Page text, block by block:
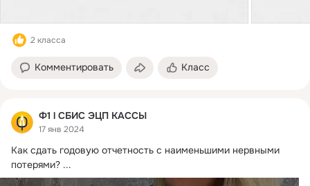
2 класса
Комментировать Класс
Ф1 l СБИС ЭЦП КАССЫ
17 янв 2024
Как сдать годовую отчетность с наименьшими нервными
потерями? ...